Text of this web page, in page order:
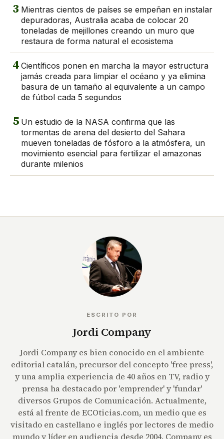
3 Mientras cientos de países se empeñan en instalar
depuradoras, Australia acaba de colocar 20
toneladas de mejillones creando un muro que
restaura de forma natural el ecosistema
4 Científicos ponen en marcha la mayor estructura
jamás creada para limpiar el océano y ya elimina
basura de un tamaño al equivalente a un campo
de fútbol cada 5 segundos
5 Un estudio de la NASA confirma que las
tormentas de arena del desierto del Sahara
mueven toneladas de fósforo a la atmósfera, un
movimiento esencial para fertilizar el amazonas
durante milenios
ESCRITO POR
Jordi Company
Jordi Company es bien conocido en el ambiente
editorial catalán, precursor del concepto 'free press',
y una amplia experiencia de 40 años en TV, radio y
prensa ha destacado por 'emprender' y 'fundar'
diversos Grupos de Comunicación. Actualmente,
está al frente de ECOticias.com, un medio que es
visitado en castellano e inglés por lectores de medio
mundo y líder en audiencia desde 2004. Company es